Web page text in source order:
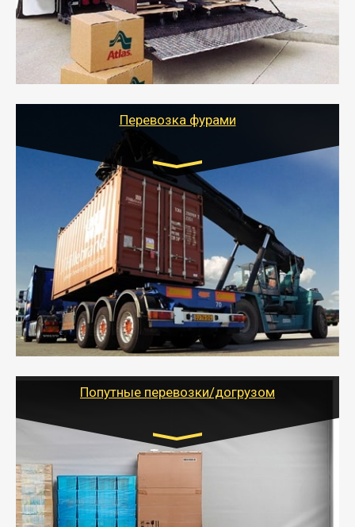
отдельном авто или догрузом (по меньшей
стоимости).
- Тайгер Логистик подберет автотранспорт, быстро и
качественно организует переезд к новому месту
службы или работы с гарантией сохранности груза и
оформлением документов, подтверждающих
Перевозка фурами
Транспорт:
Еврофура Тент от 5 до 10 тонн
грузоподъемность
от 10 000 руб. Возможен догруз
- Доставка фурой до 20 т возможна для больших
объемов грузов, упакованных в коробки, мешки,
паллеты и россыпью в самые отдаленные места
России с гарантией полной сохранности.
- Тайгер Логистик предоставляет услуги по
грузоперевозкам для физических и юридических лиц
Попутные перевозки/догрузом
Транспорт:
Газель (1,5 и 3 тонны), Бычок, Еврофура от 5 до
10 тонн
от 5000 руб. Возможен догруз